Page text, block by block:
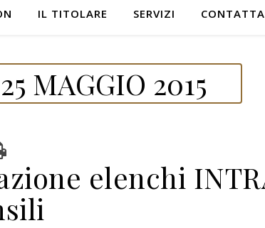
IL TITOLARE SERVIZI
MAGGIO 2015
elenchi